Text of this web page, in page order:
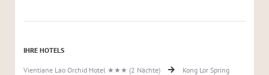
IHRE HOTELS
Vientiane Lao Orchid Hotel ★★★ (2 Nächte)
Kong Lor Spring